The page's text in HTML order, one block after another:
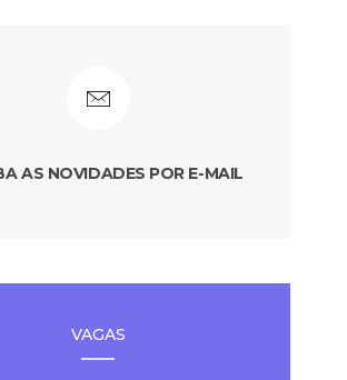
AS NOVIDADES POR E-MAIL
VAGAS